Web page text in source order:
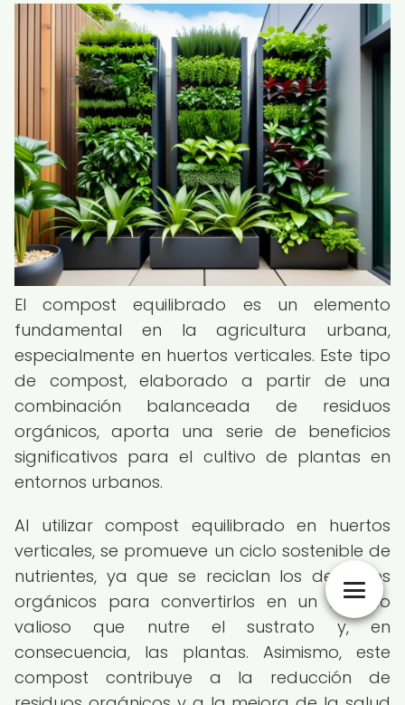
El compost equilibrado es un elemento
fundamental en la agricultura urbana,
especialmente en huertos verticales. Este tipo
de compost, elaborado a partir de una
combinación balanceada de residuos
orgánicos, aporta una serie de beneficios
significativos para el cultivo de plantas en
entornos urbanos.
Al utilizar compost equilibrado en huertos
verticales, se promueve un ciclo sostenible de
nutrientes, ya que se reciclan los desechos
orgánicos para convertirlos en un recurso
valioso que nutre el sustrato y, en
consecuencia, las plantas. Asimismo, este
compost contribuye a la reducción de